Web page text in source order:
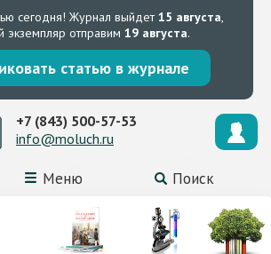
сегодня! Журнал выйдет15 августа,
экземпляр отправим 19 августа.
статью в журнале
Меню Поиск
+7 (843) 500-57-53
info@moluch.ru